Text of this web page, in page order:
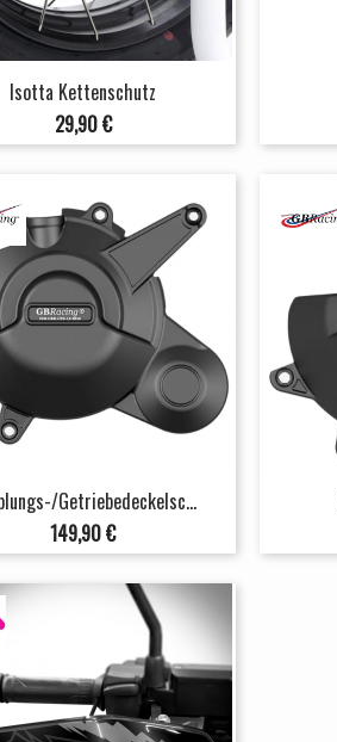
Isotta Kettenschutz
Preis
29,90 €
Getriebedeckelsc...
Preis
149,90 €